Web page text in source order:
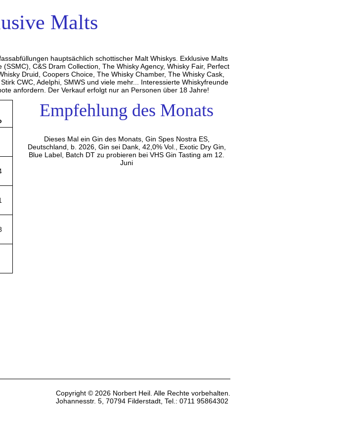
Malts
hauptsächlich schottischer Malt Whiskys. Exklusive Malts
C&S Dram Collection, The Whisky Agency, Whisky Fair, Perfect
Druid, Coopers Choice, The Whisky Chamber, The Whisky Cask,
CWC, Adelphi, SMWS und viele mehr... Interessierte Whiskyfreunde
anfordern. Der Verkauf erfolgt nur an Personen über 18 Jahre!
Empfehlung des Monats
Dieses Mal ein Gin des Monats, Gin Spes Nostra ES,
Deutschland, b. 2026, Gin sei Dank, 42,0% Vol., Exotic Dry Gin,
Blue Label, Batch DT zu probieren bei VHS Gin Tasting am 12.
Juni
Copyright © 2026 Norbert Heil. Alle Rechte vorbehalten.
Johannesstr. 5, 70794 Filderstadt, Tel.: 0711 95864302